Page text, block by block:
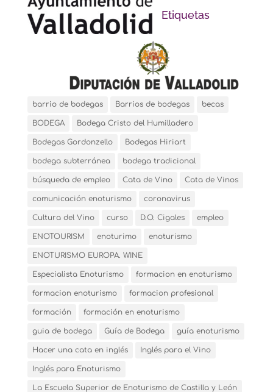
Etiquetas
barrio de bodegas Barrios de bodegas becas
BODEGA Bodega Cristo del Humilladero
Bodegas Gordonzello Bodegas Hiriart
bodega subterránea bodega tradicional
búsqueda de empleo Cata de Vino Cata de Vinos
comunicación enoturismo coronavirus
Cultura del Vino curso D.O. Cigales empleo
ENOTOURISM enoturimo enoturismo
ENOTURISMO EUROPA. WINE
Especialista Enoturismo formacion en enoturismo
formacion enoturismo formacion profesional
formación formación en enoturismo
guia de bodega Guía de Bodega guía enoturismo
Hacer una cata en inglés Inglés para el Vino
Inglés para Enoturismo
La Escuela Superior de Enoturismo de Castilla y León